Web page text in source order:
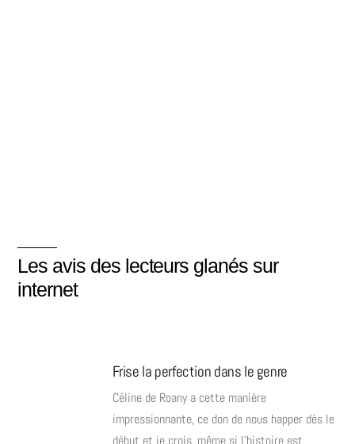
Les avis des lecteurs glanés sur
internet
Frise la perfection dans le genre
Céline de Roany a cette manière
impressionnante, ce don de nous happer dès le
début et je crois, même si l’histoire est